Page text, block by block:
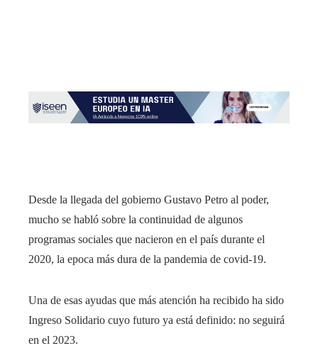
Desde la llegada del gobierno Gustavo Petro al poder,
mucho se habló sobre la continuidad de algunos
programas sociales que nacieron en el país durante el
2020, la epoca más dura de la pandemia de covid-19.
Una de esas ayudas que más atención ha recibido ha sido
Ingreso Solidario cuyo futuro ya está definido: no seguirá
en el 2023.